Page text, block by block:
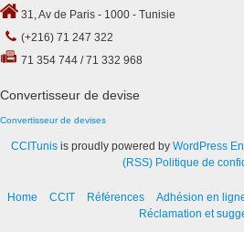
31, Av de Paris - 1000 - Tunisie
(+216) 71 247 322
71 354 744 / 71 332 968
Convertisseur de devise
Convertisseur de devises
CCITunisis proudly powered by WordPress
(RSS) Politique de
Home CCIT Références Adhésion en
Réclamation et